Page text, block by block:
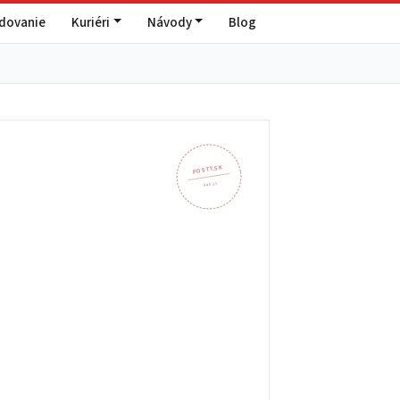
Kuriéri Návody Blog
POSTY.SK
946 21